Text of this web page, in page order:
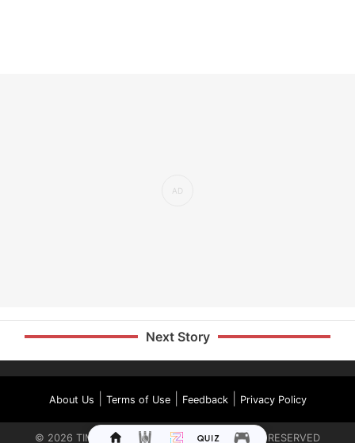
Next Story
About Us Terms of Use| Feedback| Privacy Policy
© 2026 TIMES INTERNET LIMITED. ALL RIGHTS RESERVED